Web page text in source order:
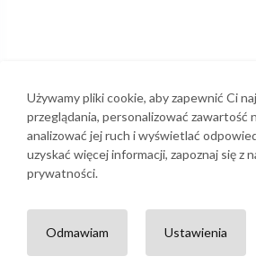
Używamy pliki cookie, aby zapewnić Ci
przeglądania, personalizować zawartość
analizować jej ruch i wyświetlać
uzyskać więcej informacji, zapoznaj się z
prywatności.
Ustawienia
Odmawiam